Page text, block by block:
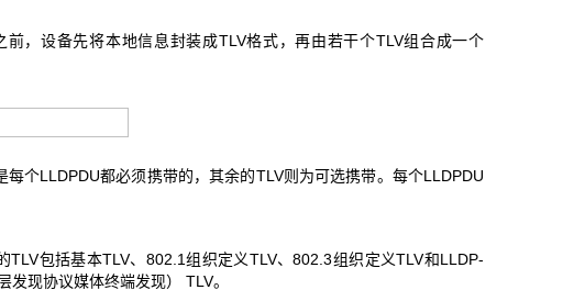
，设备先将本地信息封装成TLV格式，再由若干个TLV组合成一个
个LLDPDU都必须携带的，其余的TLV则为可选携带。每个LLDPDU
包括基本TLV、802.1组织定义TLV、802.3组织定义TLV和LLDP-
现协议媒体终端发现） TLV。